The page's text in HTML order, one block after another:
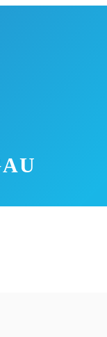
für das nahe
des